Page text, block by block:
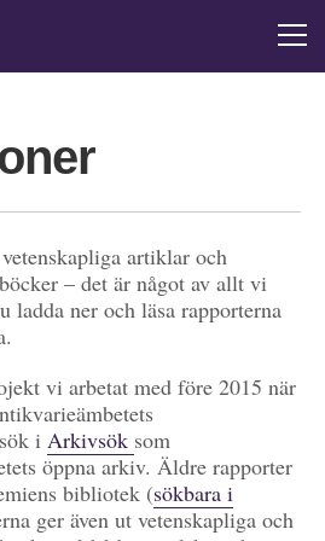
artiklar och
– det är något av allt vi
ladda ner och läsa rapporterna
vi arbetat med före 2015 när
i Arkivsök som
öppna arkiv. Äldre rapporter
bibliotek (sökbara i
ger även ut vetenskapliga och